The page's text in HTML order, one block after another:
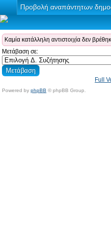
Προβολή αναπάντητων
Καμία κατάλληλη αντιστοιχία δεν
Μετάβαση σε:
Full
Powered by phpBB © phpBB Group.